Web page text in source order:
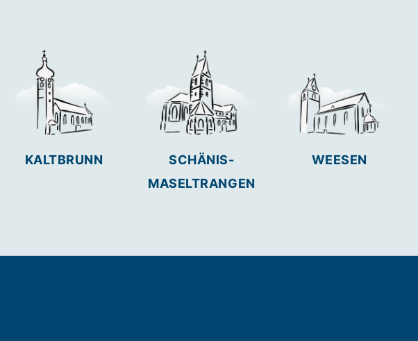
KALTBRUNN
SCHÄNIS-
MASELTRANGEN
WEESEN